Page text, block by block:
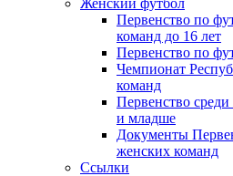
Женский футбол
Первенство по
команд до 16 лет
Первенство по
Чемпионат
команд
Первенство
и младше
Документы
женских команд
Ссылки